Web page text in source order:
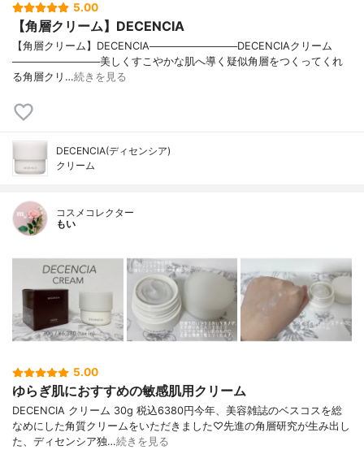
5.00
【角層クリーム】DECENCIA
【角層クリーム】DECENCIA────────────DECENCIAクリーム
────────────美しくすこやかな肌へ導く疑似角層をつくってくれ
る角層クリ…続きを見る
DECENCIA(ディセンシア)
クリーム
コスメコレクター
もい
5.00
ゆらぎ肌におすすめの敏感肌用クリーム
DECENCIA クリーム 30g 税込6380円今年、美容雑誌のベスコスを総
なめにした角質クリームをいただきました♡先進の角層研究が生み出し
た、ディセンシア独…続きを見る